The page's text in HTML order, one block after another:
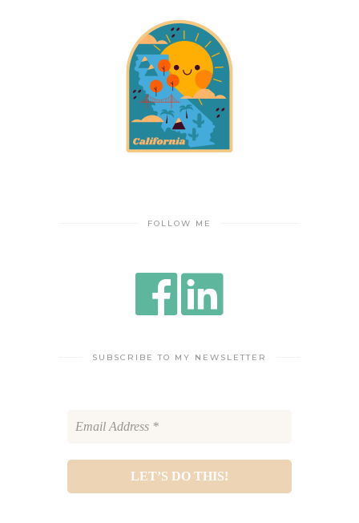
FOLLOW ME
SUBSCRIBE TO MY NEWSLETTER